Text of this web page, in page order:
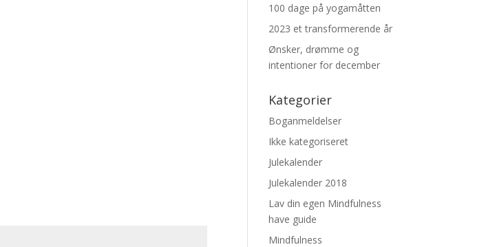
100 dage på yogamåtten
2023 et transformerende år
Ønsker, drømme og
intentioner for december
Kategorier
Boganmeldelser
Ikke kategoriseret
Julekalender
Julekalender 2018
Lav din egen Mindfulness
have guide
Mindfulness